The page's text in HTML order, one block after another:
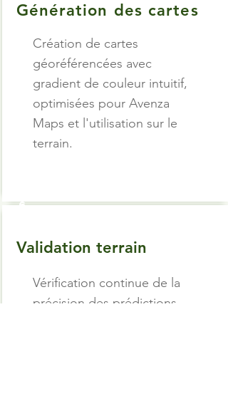
Génération des cartes
Création de cartes
géoréférencées avec
gradient de couleur intuitif,
optimisées pour Avenza
Maps et l'utilisation sur le
terrain.
Validation terrain
Vérification continue de la
précision des prédictions
6